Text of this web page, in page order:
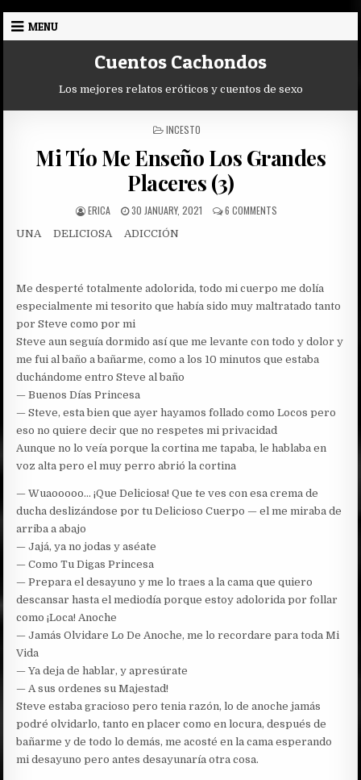
Skip
MENU
Cuentos Cachondos
Los mejores relatos eróticos y cuentos de sexo
POSTED
INCESTO
Mi Tío Me Enseño Los Grandes
Placeres (3)
AUTHOR:
ERICA
PUBLISHED
30 JANUARY, 2021 6 COMMENTS
GRANDES
PLACERES
UNA DELICIOSA ADICCIÓN
Me desperté totalmente adolorida, todo mi cuerpo me dolía
especialmente mi tesorito que había sido muy maltratado tanto
por Steve como por mi
Steve aun seguía dormido así que me levante con todo y dolor y
me fui al baño a bañarme, como a los 10 minutos que estaba
duchándome entro Steve al baño
— Buenos Días Princesa
— Steve, esta bien que ayer hayamos follado como Locos pero
eso no quiere decir que no respetes mi privacidad
Aunque no lo veía porque la cortina me tapaba, le hablaba en
voz alta pero el muy perro abrió la cortina
— Wuaooooo… ¡Que Deliciosa! Que te ves con esa crema de
ducha deslizándose por tu Delicioso Cuerpo — el me miraba de
arriba a abajo
— Jajá, ya no jodas y aséate
— Como Tu Digas Princesa
— Prepara el desayuno y me lo traes a la cama que quiero
descansar hasta el mediodía porque estoy adolorida por follar
como ¡Loca! Anoche
— Jamás Olvidare Lo De Anoche, me lo recordare para toda Mi
Vida
— Ya deja de hablar, y apresúrate
— A sus ordenes su Majestad!
Steve estaba gracioso pero tenia razón, lo de anoche jamás
podré olvidarlo, tanto en placer como en locura, después de
bañarme y de todo lo demás, me acosté en la cama esperando
mi desayuno pero antes desayunaría otra cosa.